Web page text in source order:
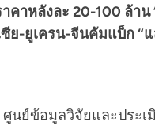
าหลังละ 20-100 ล้า
ย-ยูเครน-จีนคัมแบ็ก
ย์ข้อมูลวิจัยและประเ